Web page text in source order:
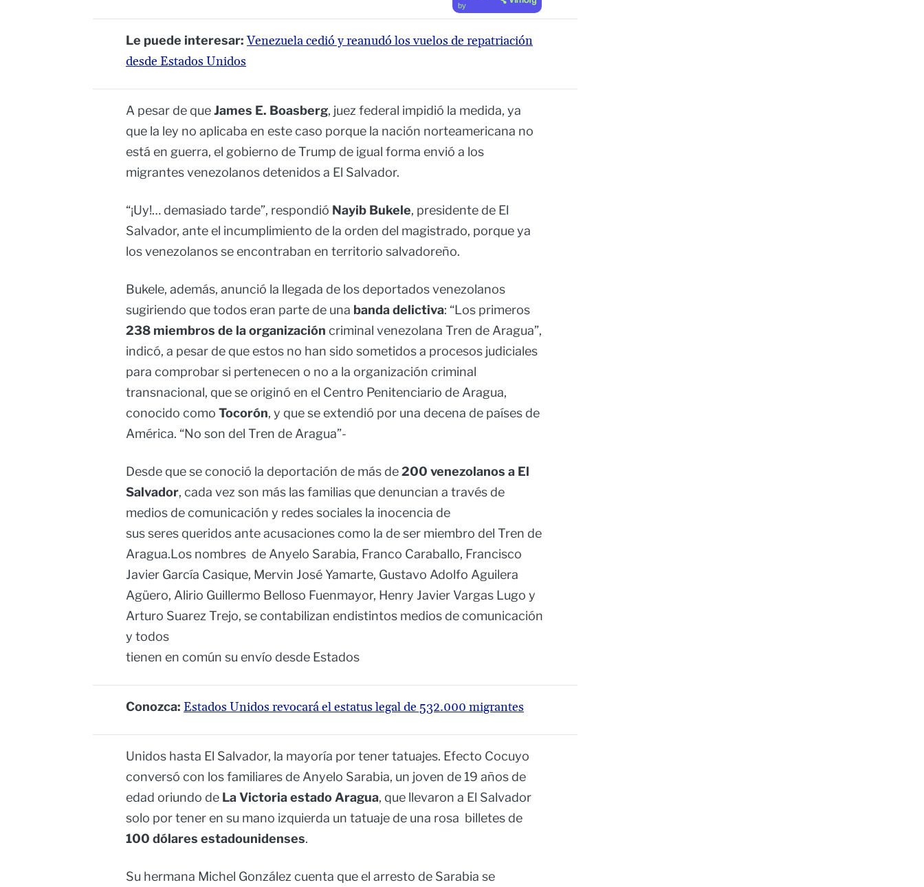
by
Le puede interesar:Venezuela cedió y reanudó los vuelos de repatriación
desde Estados Unidos
A pesar de queJames E. Boasberg, juez federal impidió la medida, ya
que la ley no aplicaba en este caso porque la nación norteamericana no
está en guerra, el gobierno de Trump de igual forma envió a los
migrantes venezolanos detenidos a El Salvador.
“¡Uy!… demasiado tarde”, respondió Nayib Bukele, presidente de El
Salvador, ante el incumplimiento de la orden del magistrado, porque ya
los venezolanos se encontraban en territorio salvadoreño.
Bukele, además, anunció la llegada de los deportados venezolanos
sugiriendo que todos eran parte de una banda delictiva: “Los primeros
238 miembros de la organización criminal venezolana Tren de Aragua”,
indicó, a pesar de que estos no han sido sometidos a procesos judiciales
para comprobar si pertenecen o no a la organización criminal
transnacional, que se originó en el Centro Penitenciario de Aragua,
conocido como Tocorón, y que se extendió por una decena de países de
América. “No son del Tren de Aragua”-
Desde que se conoció la deportación de más de200 venezolanos a El
Salvador, cada vez son más las familias que denuncian a través de
medios de comunicación y redes sociales la inocencia de
sus seres queridos ante acusaciones como la de ser miembro del Tren de
Aragua.Los nombres de Anyelo Sarabia, Franco Caraballo, Francisco
Javier García Casique, Mervin José Yamarte, Gustavo Adolfo Aguilera
Agüero, Alirio Guillermo Belloso Fuenmayor, Henry Javier Vargas Lugo y
Arturo Suarez Trejo, se contabilizan endistintos medios de comunicación
y todos
tienen en común su envío desde Estados
Conozca: Estados Unidos revocará el estatus legal de 532.000 migrantes
Unidos hasta El Salvador, la mayoría por tener tatuajes. Efecto Cocuyo
conversó con los familiares de Anyelo Sarabia, un joven de 19 años de
edad oriundo de La Victoria estado Aragua, que llevaron a El Salvador
solo por tener en su mano izquierda un tatuaje de una rosa billetes de
100 dólares estadounidenses.
Su hermana Michel González cuenta que el arresto de Sarabia se